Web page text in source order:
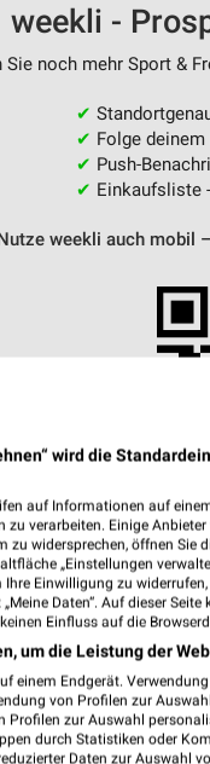
weekli -
Sie noch mehr Sport &
✔
✔ Folge
✔ Push-
✔ Einkaufsliste
weekli auch mobil
Dresden Süd
250
Süd
Uhr | Geschlossen
wird die
auf Informationen auf
zu verarbeiten. Einige
widersprechen, öffnen Sie
„Einstellungen
Einwilligung zu
Daten“. Auf dieser
Einfluss auf die
um die Leistung der
einem Endgerät.
von Profilen zur
zur Auswahl
durch Statistiken oder
Daten zur Auswahl